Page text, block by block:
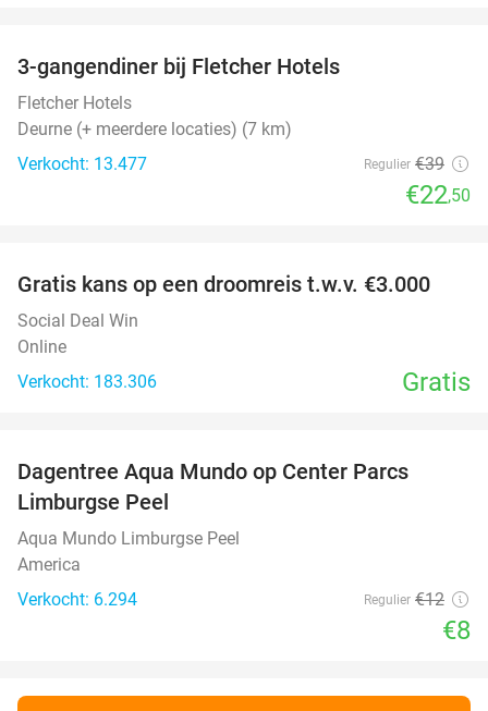
3-gangendiner bij Fletcher Hotels
Fletcher Hotels
Deurne (+ meerdere locaties) (7 km)
Verkocht: 13.477
Regulier €39
€22,50
Gratis kans op een droomreis t.w.v. €3.000
Social Deal Win
Online
Verkocht: 183.306
Gratis
Dagentree Aqua Mundo op Center Parcs
Limburgse Peel
Aqua Mundo Limburgse Peel
America
Verkocht: 6.294
Regulier €12
€8